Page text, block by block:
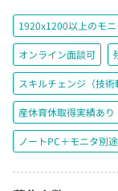
1920x1200以上のモ
オンライン面談可
スキルチェンジ（技術
産休育休取得実績あり
ノートPC＋モニタ別